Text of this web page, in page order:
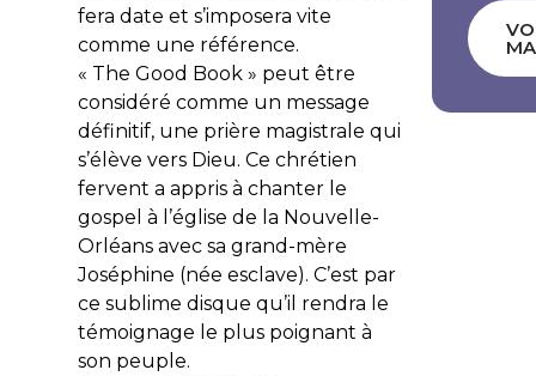
fera date et s’imposera vite
comme une référence.
« The Good Book » peut être
considéré comme un message
définitif, une prière magistrale qui
s’élève vers Dieu. Ce chrétien
fervent a appris à chanter le
gospel à l’église de la Nouvelle-
Orléans avec sa grand-mère
Joséphine (née esclave). C’est par
ce sublime disque qu’il rendra le
témoignage le plus poignant à
son peuple.